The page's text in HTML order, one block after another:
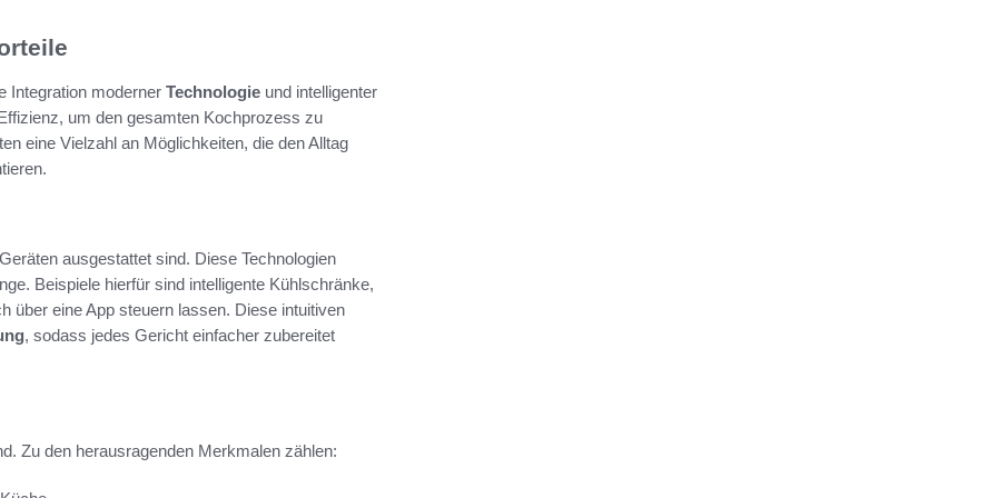
Integration moderner Technologie und intelligenter
um den gesamten Kochprozess zu
eine Vielzahl an Möglichkeiten, die den Alltag
ausgestattet sind. Diese Technologien
Beispiele hierfür sind intelligente Kühlschränke,
über eine App steuern lassen. Diese intuitiven
, sodass jedes Gericht einfacher zubereitet
Zu den herausragenden Merkmalen zählen: